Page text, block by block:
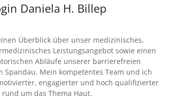
Daniela H. Billep
Überblick über unser medizinisches,
Leistungsangebot sowie einen
Abläufe unserer barrierefreien
Spandau. Mein kompetentes Team und ich
engagierter und hoch qualifizierter
um das Thema Haut.